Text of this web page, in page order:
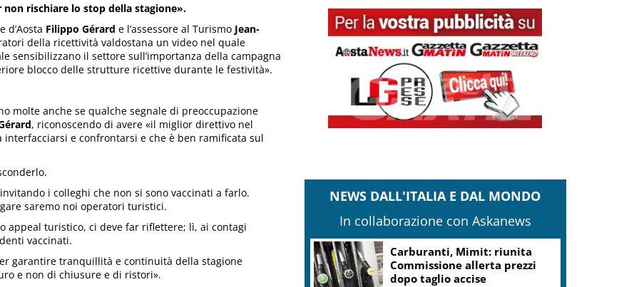
rischiare lo stop della stagione».
d’Aosta Filippo Gérard e l’assessore al Turismo Jean-
della ricettività valdostana un video nel quale
sensibilizzano il settore sull’importanza della campagna
blocco delle strutture ricettive durante le festività».
molte anche se qualche segnale di preoccupazione
, riconoscendo di avere «il miglior direttivo nel
e confrontarsi e che è ben ramificata sul
i colleghi che non si sono vaccinati a farlo.
saremo noi operatori turistici.
appeal turistico, ci deve far riflettere; lì, ai contagi
vaccinati.
garantire tranquillità e continuità della stagione
e non di chiusure e di ristori».
NEWS DALL'ITALIA E DAL MONDO
In collaborazione con Askanews
Carburanti, Mimit: riunita
Commissione allerta prezzi
dopo taglio accise